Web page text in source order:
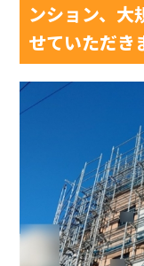
ンション、大
せていただき